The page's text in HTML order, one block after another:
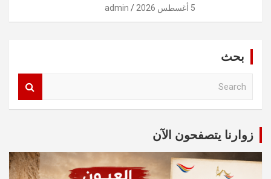
5 أغسطس 2026 admin
بحث
c
h
زوارنا يتصفحون الآن